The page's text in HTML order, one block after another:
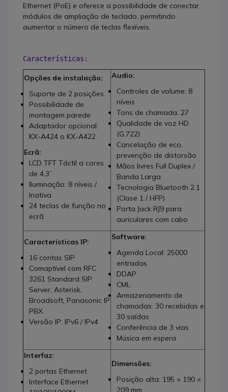
Ethernet (PoE) e oferece a possibilidade de conectar
módulos de ampliação de teclado, permitindo
aumentar o número de teclas flexíveis.
Características:
Opções de instalação:
Suporte de 2 posições
Possibilidade de
montagem parede
Adaptador opcional:
KX-A424 o KX-A422
Ecrã:
LCD TFT Táctil a cores
de 4,3”
Iluminação: 8 níveis /
Inativa
24 teclas de função no
ecrã
Audio:
Controles de volume: 8
níveis
Tons de chamada: 27
Qualidade de voz HD
(G.722)
Cancelação de eco,
prevenção de distorsão
Mãos livres Full Duplex /
Banda Larga
Tecnologia Bluetooth 2.1
(Clase 1 / HFP)
Porta Jack RJ9 para
auriculares com cabo
Características IP:
16 contas SIP
Comaptível com RFC
3261 Standard SIP
Server, Asterisk,
Broadsoft, Panasonic IP
PBX
Versão IP: IPv6 / IPv4
Software:
Agenda Local: 25000
entradas
DDAP
CML
Armazenamento de
chamadas: 30 recebidas e
30 saídas
Conferência de 3 vias
Música em espera
Interfaz:
2 portas Ethernet
Interface Ethernet
Dimensões:
Posição alta: 195 × 190 ×
209 mm